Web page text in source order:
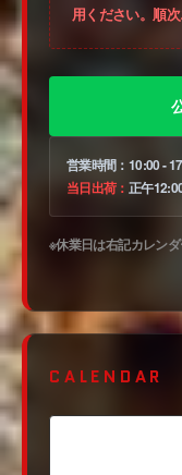
用ください。順
営業時間： 10:00 -
当日出荷： 正午
※休業日は右記カレンダ
CALENDAR